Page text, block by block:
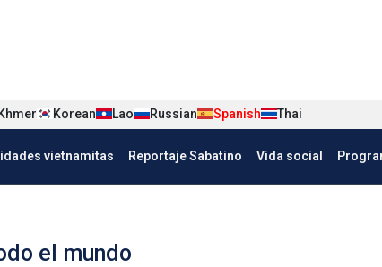
nha
Korean Lao Russian Spanish Thai
vietnamitas Reportaje Sabatino Vida social
el mundo